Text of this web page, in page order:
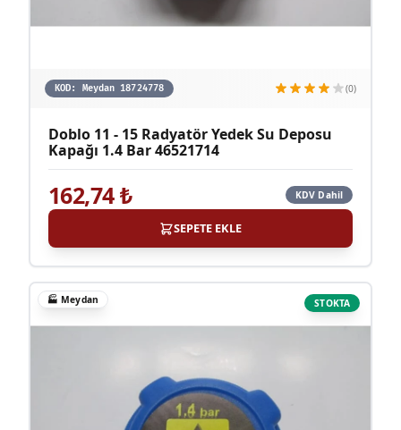
KOD: Meydan 18724778 (0)
Doblo 11 - 15 Radyatör Yedek Su Deposu
Kapağı 1.4 Bar 46521714
162,74₺ KDV Dahil
SEPETE EKLE
STOKTA
🏭 Meydan